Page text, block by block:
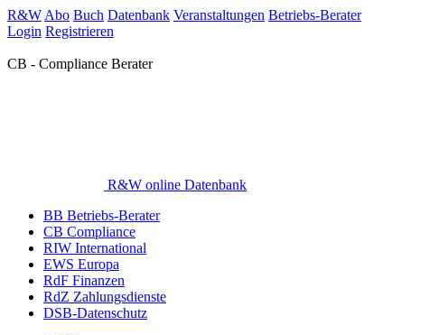
R&W Abo Buch Datenbank Veranstaltungen Betriebs-Berater
Login Registrieren
CB - Compliance Berater
R&W online Datenbank
BB Betriebs-Berater
CB Compliance
RIW International
EWS Europa
RdF Finanzen
RdZ Zahlungsdienste
DSB-Datenschutz